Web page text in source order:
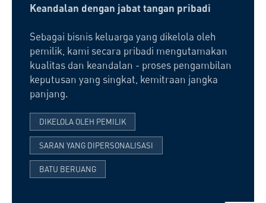
Keandalan dengan jabat tangan pribadi
Sebagai bisnis keluarga yang dikelola oleh
pemilik, kami secara pribadi mengutamakan
kualitas dan keandalan - proses pengambilan
keputusan yang singkat, kemitraan jangka
panjang.
DIKELOLA OLEH PEMILIK
SARAN YANG DIPERSONALISASI
BATU BERUANG